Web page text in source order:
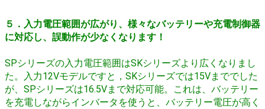
５．入力電圧範囲が広がり、様々なバッテリーや充電制御器
に対応し、誤動作が少なくなります！
SPシリーズの入力電圧範囲はSKシリーズより広くなりまし
た。
入力12Vモデルですと，SKシリーズでは15Vまででした
が、SPシリーズは16.5Vまで対応可能。
これは、バッテリー
を充電しながらインバータを使うと、バッテリー電圧が高く